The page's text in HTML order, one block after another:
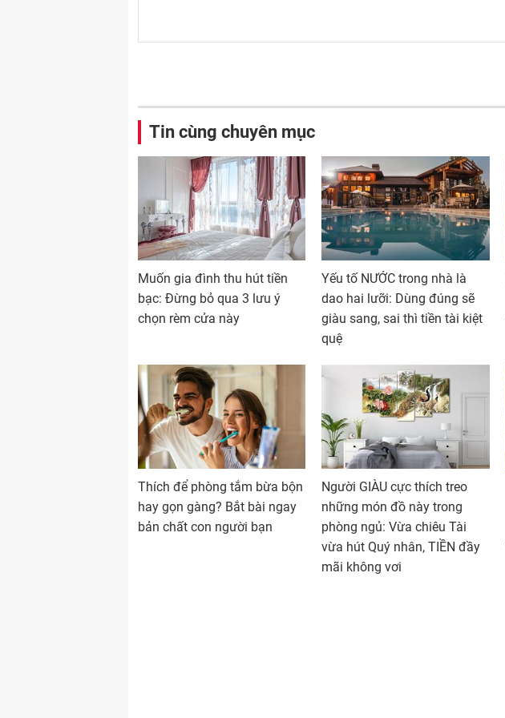
Tin cùng chuyên mục
Muốn gia đình thu hút tiền
bạc: Đừng bỏ qua 3 lưu ý
chọn rèm cửa này
Yếu tố NƯỚC trong nhà là
dao hai lưỡi: Dùng đúng sẽ
giàu sang, sai thì tiền tài kiệt
quệ
Thích để phòng tắm bừa bộn
hay gọn gàng? Bắt bài ngay
bản chất con người bạn
Người GIÀU cực thích treo
những món đồ này trong
phòng ngủ: Vừa chiêu Tài
vừa hút Quý nhân, TIỀN đầy
mãi không vơi